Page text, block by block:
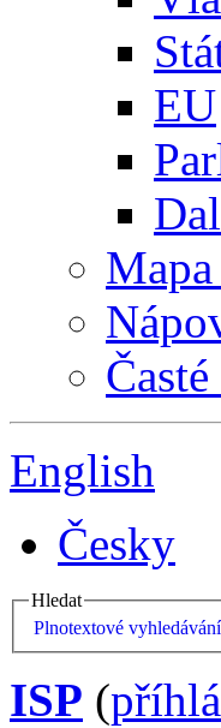
EU
English
Česky
Hledat
Plnotextové vyhledávání
ISP (